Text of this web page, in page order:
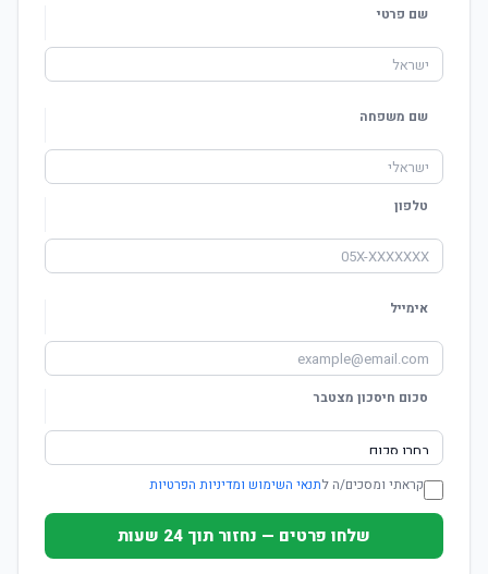
שם פרטי
שם משפחה
טלפון
אימייל
סכום חיסכון מצטבר
קראתי ומסכים/ה לתנאי השימוש ומדיניות הפרטיות
שלחו פרטים — נחזור תוך 24 שעות